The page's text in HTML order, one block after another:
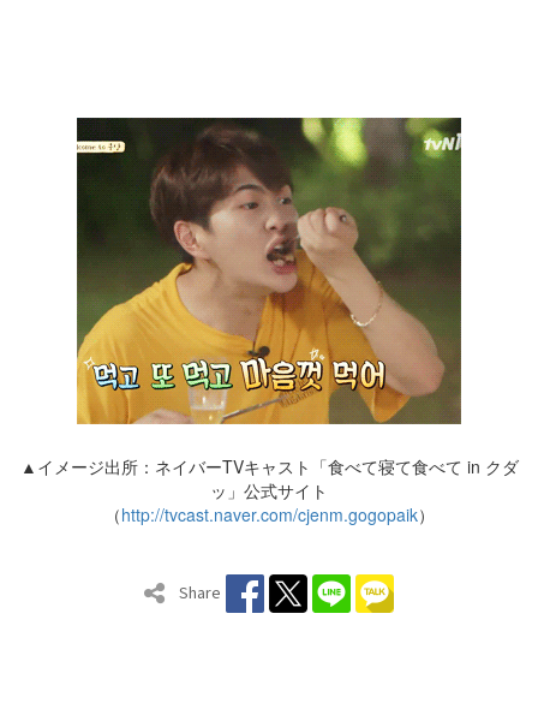
▲イメージ出所：ネイバーTVキャスト「食べて寝て食べて in クダ
ッ」公式サイト
（http://tvcast.naver.com/cjenm.gogopaik）
Share